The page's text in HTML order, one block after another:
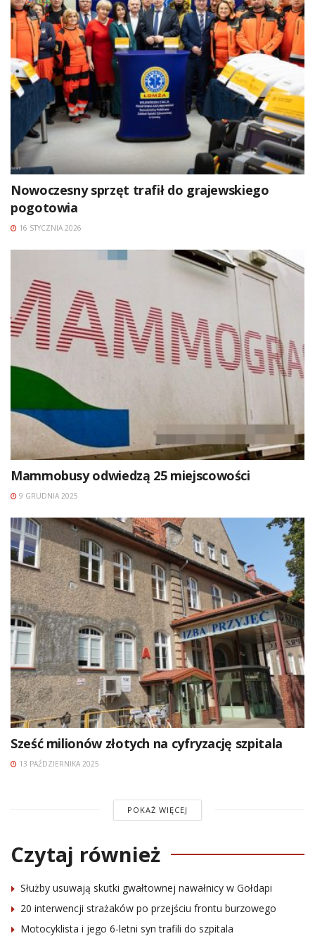
Nowoczesny sprzęt trafił do grajewskiego
pogotowia
16 STYCZNIA 2026
Mammobusy odwiedzą 25 miejscowości
9 GRUDNIA 2025
Sześć milionów złotych na cyfryzację szpitala
13 PAŹDZIERNIKA 2025
POKAŻ WIĘCEJ
Czytaj również
Służby usuwają skutki gwałtownej nawałnicy w Gołdapi
20 interwencji strażaków po przejściu frontu burzowego
Motocyklista i jego 6-letni syn trafili do szpitala